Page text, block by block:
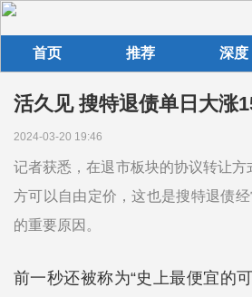
首页 推荐 深度
活久见 搜特退债单日大涨
2024-03-20 19:46
记者获悉，在退市板块的协议转让方
方可以自由定价，这也是搜特退债经
的重要原因。
前一秒还被称为“史上最便宜的